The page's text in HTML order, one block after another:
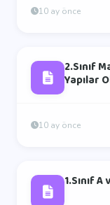
10 ay önce
2.Sınıf
Yapılar
10 ay önce
1.Sınıf